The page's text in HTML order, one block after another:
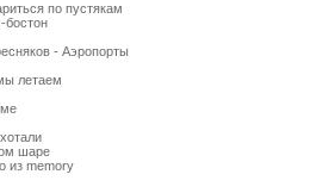
по пустякам
бостон
- Аэропорты
летаем
шаре
из memory